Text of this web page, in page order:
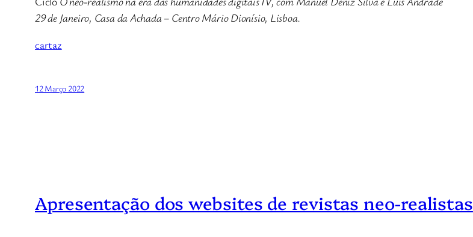
29 de Janeiro, Casa da Achada – Centro Mário Dionísio, Lisboa.
cartaz
12 Março 2022
Apresentação dos websites de revistas neo-realistas